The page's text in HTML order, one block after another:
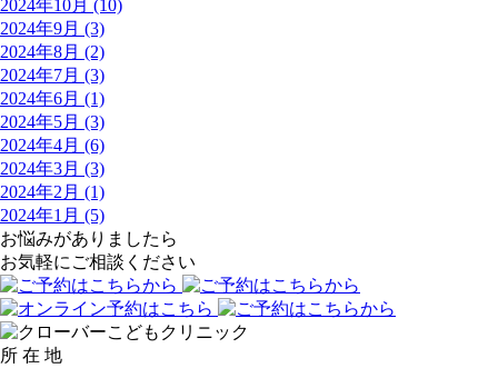
2024年10月 (10)
2024年9月 (3)
2024年8月 (2)
2024年7月 (3)
2024年6月 (1)
2024年5月 (3)
2024年4月 (6)
2024年3月 (3)
2024年2月 (1)
2024年1月 (5)
お悩みがありましたら
お気軽にご相談ください
所 在 地